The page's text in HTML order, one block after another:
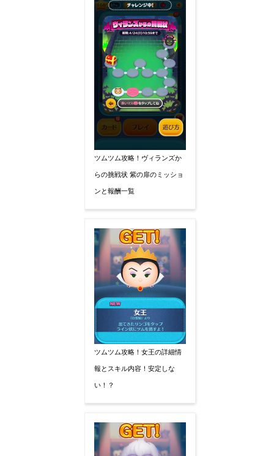
ツムツム攻略！ヴィランズか
らの挑戦状 紫の扉のミッショ
ンと報酬一覧
ツムツム攻略！女王の詳細情
報とスキル内容！安定しな
い！？